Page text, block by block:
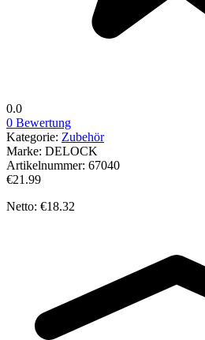
0.0
0 Bewertung
Kategorie: Zubehör
Marke: DELOCK
Artikelnummer: 67040
€21.99
Netto: €18.32